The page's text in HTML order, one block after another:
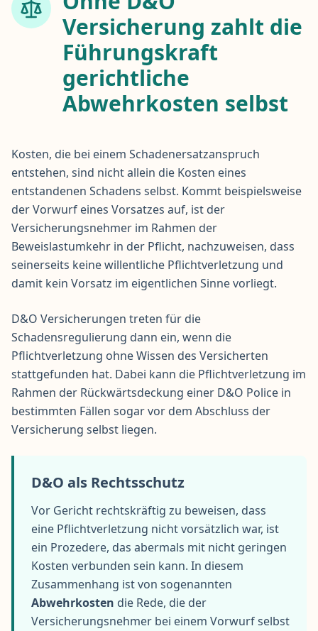
Versicherung zahlt die
Führungskraft
gerichtliche
Abwehrkosten selbst
Kosten, die bei einem Schadenersatzanspruch
entstehen, sind nicht allein die Kosten eines
entstandenen Schadens selbst. Kommt beispielsweise
der Vorwurf eines Vorsatzes auf, ist der
Versicherungsnehmer im Rahmen der
Beweislastumkehr in der Pflicht, nachzuweisen, dass
seinerseits keine willentliche Pflichtverletzung und
damit kein Vorsatz im eigentlichen Sinne vorliegt.
D&O Versicherungen treten für die
Schadensregulierung dann ein, wenn die
Pflichtverletzung ohne Wissen des Versicherten
stattgefunden hat. Dabei kann die Pflichtverletzung im
Rahmen der Rückwärtsdeckung einer D&O Police in
bestimmten Fällen sogar vor dem Abschluss der
Versicherung selbst liegen.
D&O als Rechtsschutz
Vor Gericht rechtskräftig zu beweisen, dass
eine Pflichtverletzung nicht vorsätzlich war, ist
ein Prozedere, das abermals mit nicht geringen
Kosten verbunden sein kann. In diesem
Zusammenhang ist von sogenannten
Abwehrkosten die Rede, die der
Versicherungsnehmer bei einem Vorwurf selbst